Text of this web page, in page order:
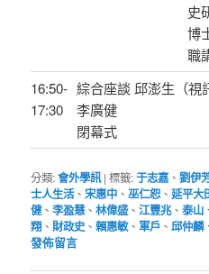
史
博
職
16:50-
17:30
綜合座談 邱澎生（視
李廣健
閉幕式
分類:會外學訊 |標籤:于志嘉、劉伊
士人生活、 宋惠中 、巫仁恕 、延平大
健、李盈慧、林偉盛、江豐兆、泰山
翔 、 財政史 、賴惠敏、軍戶 、邱仲麟
發佈留言